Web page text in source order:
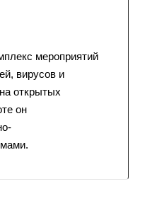
мероприятий
вирусов и
открытых
он